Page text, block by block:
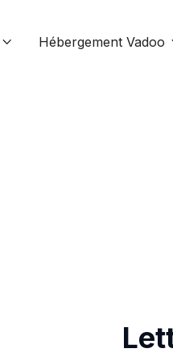
 Hébergement Vadoo